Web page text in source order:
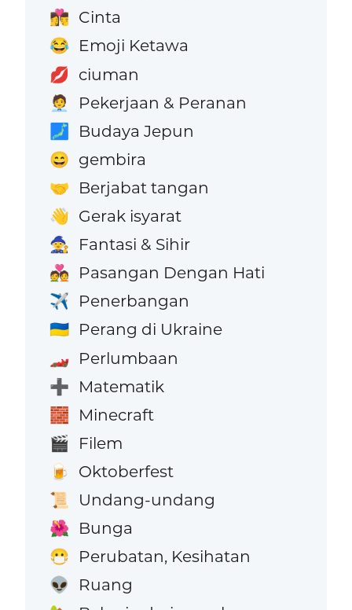
👩‍❤️‍💋‍👨 Cinta
😂 Emoji Ketawa
💋 ciuman
🧑‍💼 Pekerjaan & Peranan
🗾 Budaya Jepun
😄 gembira
🤝 Berjabat tangan
👋 Gerak isyarat
🧙 Fantasi & Sihir
💑 Pasangan Dengan Hati
✈️ Penerbangan
🇺🇦 Perang di Ukraine
🏎️ Perlumbaan
➕ Matematik
🧱 Minecraft
🎬 Filem
🍺 Oktoberfest
📜 Undang-undang
🌺 Bunga
😷 Perubatan, Kesihatan
👽 Ruang